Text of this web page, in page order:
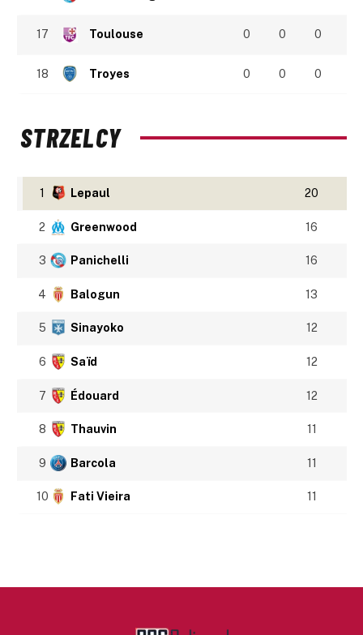
17 Toulouse 0 0 0
18 Troyes 0 0 0
STRZELCY
1 Lepaul 20
2 Greenwood 16
3 Panichelli 16
4 Balogun 13
5 Sinayoko 12
6 Saïd 12
7 Édouard 12
8 Thauvin 11
9 Barcola 11
10 Fati Vieira 11